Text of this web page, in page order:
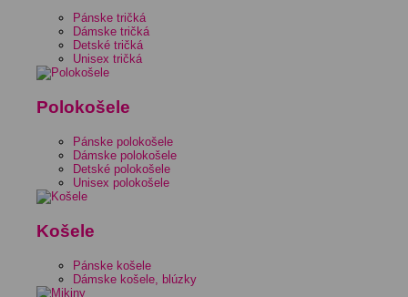
Pánske tričká
Dámske tričká
Detské tričká
Unisex tričká
Polokošele
Pánske polokošele
Dámske polokošele
Detské polokošele
Unisex polokošele
Košele
Pánske košele
Dámske košele, blúzky